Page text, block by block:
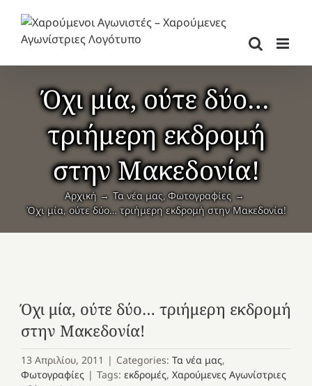
περιεχόμενο
Όχι μία, ούτε δύο…
τριήμερη εκδρομή
στην Μακεδονία!
Αρχική Τα νέα μας Φωτογραφίες
Όχι μία, ούτε δύο… τριήμερη εκδρομή στην Μακεδονία!
Όχι μία, ούτε δύο… τριήμερη εκδρομή
στην Μακεδονία!
13 Απριλίου, 2011 | Categories: Τα νέα μας,
Φωτογραφίες | Tags: εκδρομές, Χαρούμενες Αγωνίστριες